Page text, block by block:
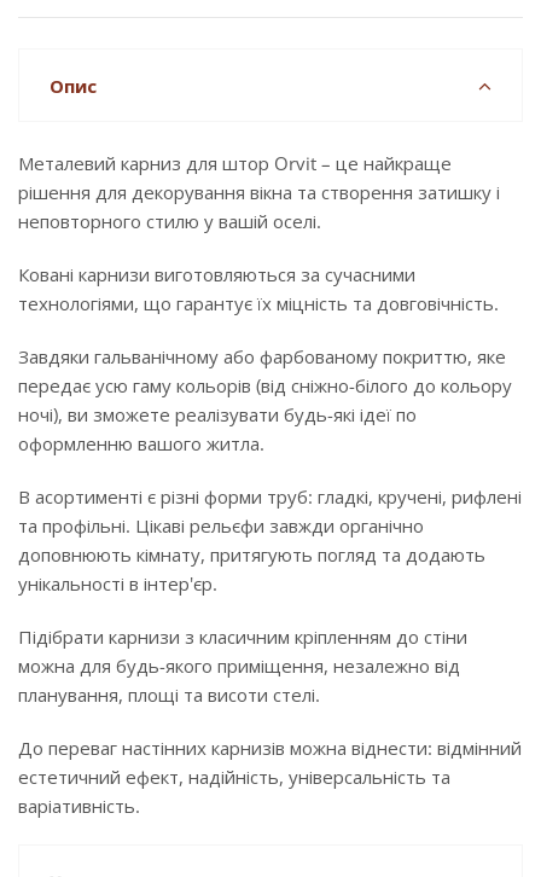
Опис
Металевий карниз для штор Orvit – це найкраще
рішення для декорування вікна та створення затишку і
неповторного стилю у вашій оселі.
Ковані карнизи виготовляються за сучасними
технологіями, що гарантує їх міцність та довговічність.
Завдяки гальванічному або фарбованому покриттю, яке
передає усю гаму кольорів (від сніжно-білого до кольору
ночі), ви зможете реалізувати будь-які ідеї по
оформленню вашого житла.
В асортименті є різні форми труб: гладкі, кручені, рифлені
та профільні. Цікаві рельєфи завжди органічно
доповнюють кімнату, притягують погляд та додають
унікальності в інтер'єр.
Підібрати карнизи з класичним кріпленням до стіни
можна для будь-якого приміщення, незалежно від
планування, площі та висоти стелі.
До переваг настінних карнизів можна віднести: відмінний
естетичний ефект, надійність, універсальність та
варіативність.